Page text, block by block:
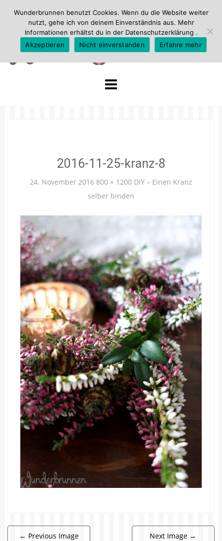
2016-11-25-kranz-8
24. November 2016 800 × 1200 DIY – Einen Kranz
selber binden
← Previous Image Next Image →
Wunderbrunnen benutzt Cookies. Wenn du die Website weiter
nutzt, gehe ich von deinem Einverständnis aus. Mehr
Informationen erhältst du in der Datenschutzerklärung .
Akzeptieren
Nicht einverstanden Erfahre mehr